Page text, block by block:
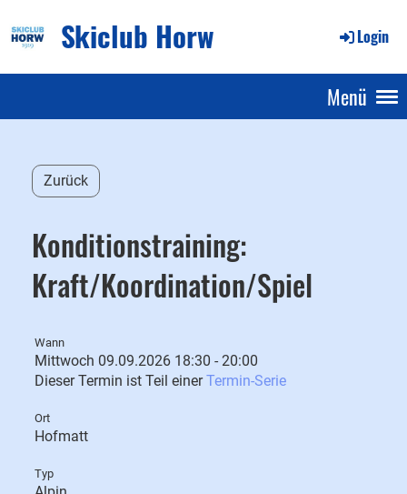
Skiclub Horw Login
Menü
Zurück
Konditionstraining:
Kraft/Koordination/Spiel
Wann
Mittwoch 09.09.2026 18:30 - 20:00
Dieser Termin ist Teil einerTermin-Serie
Ort
Hofmatt
Typ